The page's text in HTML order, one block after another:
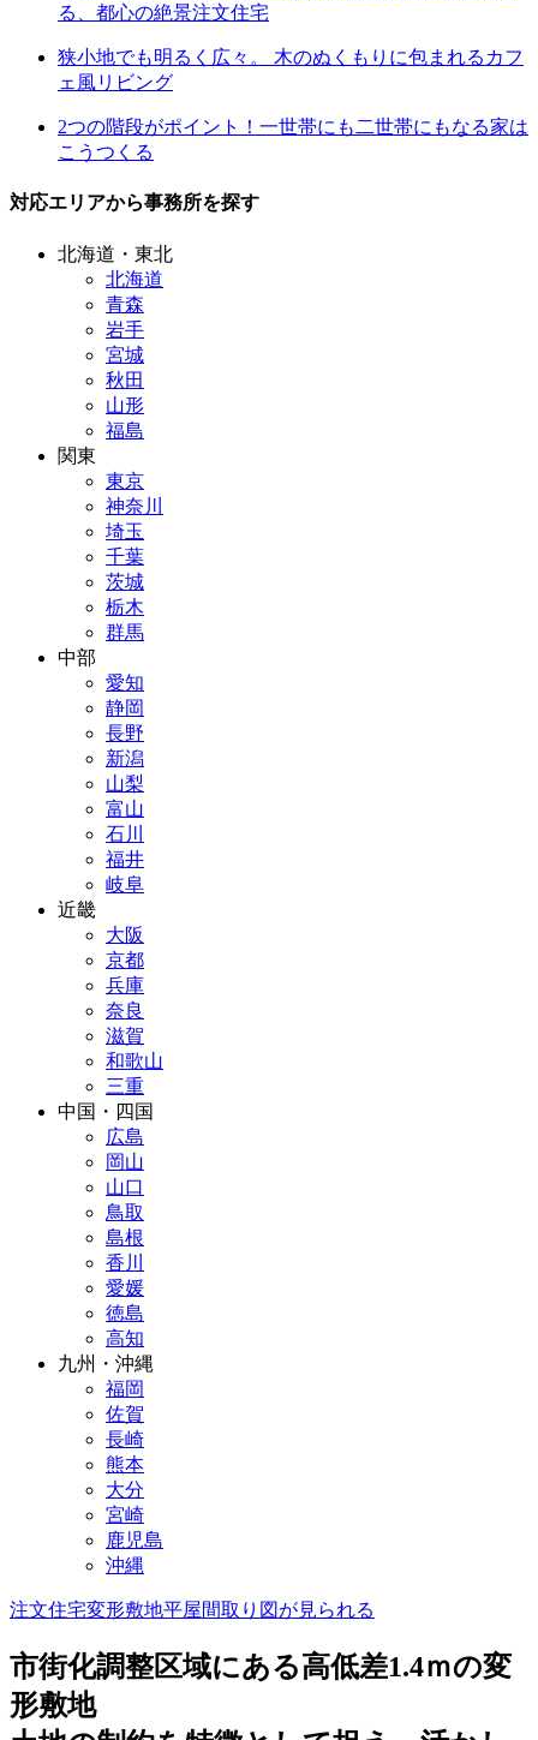
る、都心の絶景注文住宅
狭小地でも明るく広々。 木のぬくもりに包まれるカフ
ェ風リビング
2つの階段がポイント！一世帯にも二世帯にもなる家は
こうつくる
対応エリアから事務所を探す
北海道・東北
北海道
青森
岩手
宮城
秋田
山形
福島
関東
東京
神奈川
埼玉
千葉
茨城
栃木
群馬
中部
愛知
静岡
長野
新潟
山梨
富山
石川
福井
岐阜
近畿
大阪
京都
兵庫
奈良
滋賀
和歌山
三重
中国・四国
広島
岡山
山口
鳥取
島根
香川
愛媛
徳島
高知
九州・沖縄
福岡
佐賀
長崎
熊本
大分
宮崎
鹿児島
沖縄
注文住宅変形敷地平屋間取り図が見られる
市街化調整区域にある高低差1.4ｍの変
形敷地